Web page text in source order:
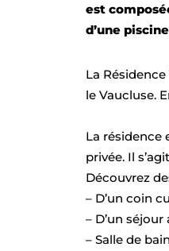
est
d’une
La
le Vaucluse.
La résidence
privée. Il
Découvrez
– D’un coin
– D’un séjour
– Salle de